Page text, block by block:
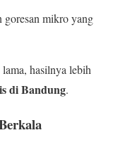
goresan mikro yang
hasilnya lebih
di Bandung.